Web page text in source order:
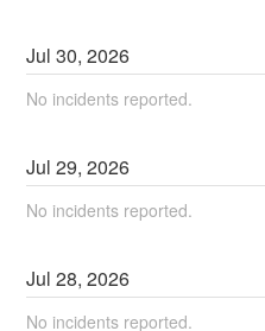
Jul30,2026
No incidents reported.
Jul29,2026
No incidents reported.
Jul28,2026
No incidents reported.